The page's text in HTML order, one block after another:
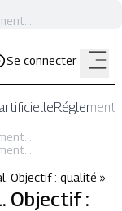
Se connecter
Objectif : qualité »
Objectif :